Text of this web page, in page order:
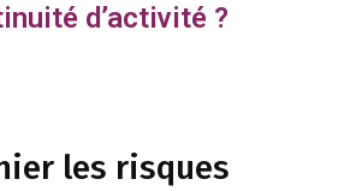
d’activité ?
les risques